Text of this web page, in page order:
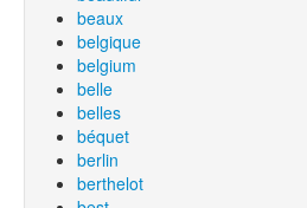
beaux
belgique
belgium
belle
belles
béquet
berlin
berthelot